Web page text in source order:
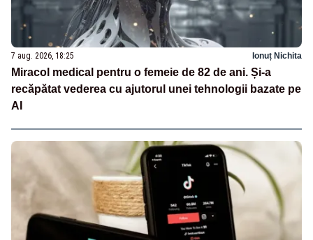
7 aug. 2026, 18:25 Ionuț Nichita
Miracol medical pentru o femeie de 82 de ani. Și-a
recăpătat vederea cu ajutorul unei tehnologii bazate pe
AI